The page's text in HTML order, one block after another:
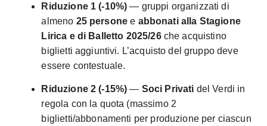
Riduzione 1 (-10%) — gruppi organizzati di
almeno 25 persone e abbonati alla Stagione
Lirica e di Balletto 2025/26che acquistino
biglietti aggiuntivi. L’acquisto del gruppo deve
essere contestuale.
Riduzione 2 (-15%) — Soci Privati del Verdi in
regola con la quota (massimo 2
biglietti/abbonamenti per produzione per ciascun